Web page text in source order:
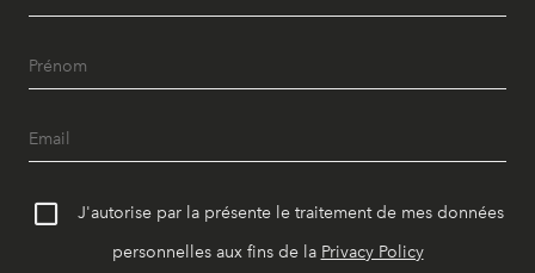
J'autorise par la présente le traitement de mes données
personnelles aux fins de la Privacy Policy